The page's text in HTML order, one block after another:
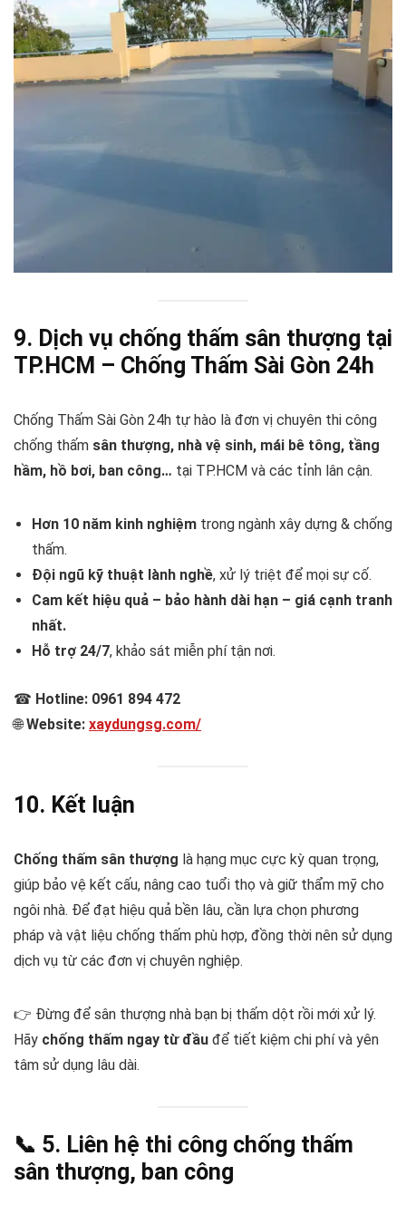
9. Dịch vụ chống thấm sân thượng tại
TP.HCM – Chống Thấm Sài Gòn 24h
Chống Thấm Sài Gòn 24h tự hào là đơn vị chuyên thi công
chống thấm sân thượng, nhà vệ sinh, mái bê tông, tầng
hầm, hồ bơi, ban công… tại TP.HCM và các tỉnh lân cận.
Hơn 10 năm kinh nghiệm trong ngành xây dựng & chống
thấm.
Đội ngũ kỹ thuật lành nghề, xử lý triệt để mọi sự cố.
Cam kết hiệu quả – bảo hành dài hạn – giá cạnh tranh
nhất.
Hỗ trợ 24/7, khảo sát miễn phí tận nơi.
☎ Hotline: 0961 894 472
🌐Website: xaydungsg.com/
10. Kết luận
Chống thấm sân thượng là hạng mục cực kỳ quan trọng,
giúp bảo vệ kết cấu, nâng cao tuổi thọ và giữ thẩm mỹ cho
ngôi nhà. Để đạt hiệu quả bền lâu, cần lựa chọn phương
pháp và vật liệu chống thấm phù hợp, đồng thời nên sử dụng
dịch vụ từ các đơn vị chuyên nghiệp.
👉 Đừng để sân thượng nhà bạn bị thấm dột rồi mới xử lý.
Hãy chống thấm ngay từ đầu để tiết kiệm chi phí và yên
tâm sử dụng lâu dài.
📞 5. Liên hệ thi công chống thấm
sân thượng, ban công